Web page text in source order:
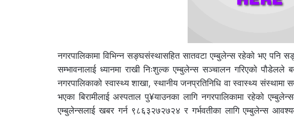
नगरपालिकामा विभिन्न सङ्घसंस्थासहित सातवटा एम्बुलेन्स रहेको भए पनि
सम्भावनालाई ध्यानमा राखी निःशुल्क एम्बुलेन्स सञ्चालन गरिएको
नगरपालिकाको स्वास्थ्य शाखा, स्थानीय जनप्रतिनिधि वा स्वास्थ्य
भएका बिरामीलाई अस्पताल पु¥याउनका लागि नगरपालिकामा रहेको
एम्बुलेन्सलाई खबर गर्न ९८६३२७२७२४ र गर्भवतीका लागि एम्बुलेन्स